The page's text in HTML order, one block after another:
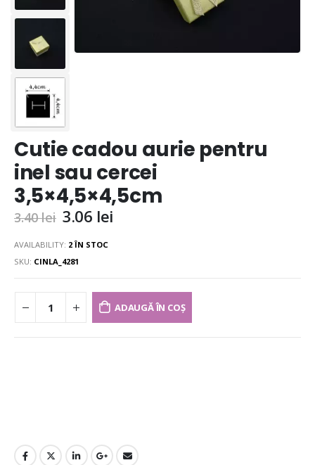
Cutie cadou aurie pentru
inel sau cercei
3,5×4,5×4,5cm
3.40lei 3.06 lei
AVAILABILITY: 2 ÎN STOC
SKU: CINLA_4281
ADAUGĂ ÎN COȘ